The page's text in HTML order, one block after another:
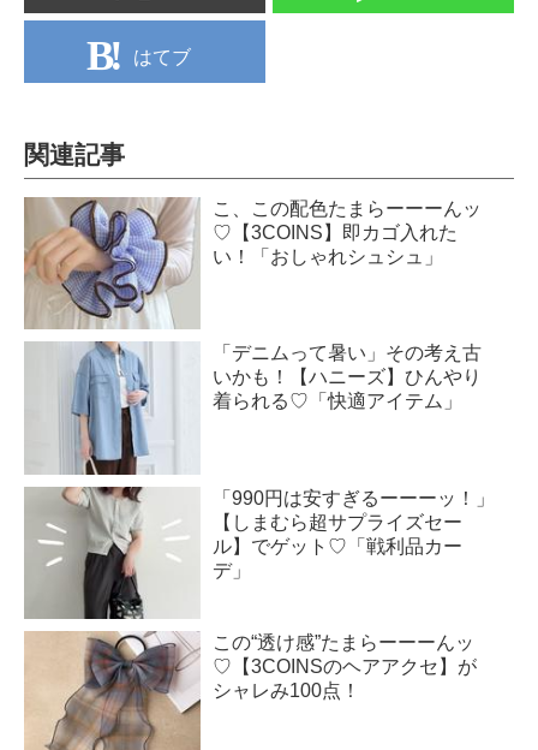
はてブ
関連記事
こ、この配色たまらーーーんッ
♡【3COINS】即カゴ入れた
い！「おしゃれシュシュ」
「デニムって暑い」その考え古
いかも！【ハニーズ】ひんやり
着られる♡「快適アイテム」
「990円は安すぎるーーーッ！」
【しまむら超サプライズセー
ル】でゲット♡「戦利品カー
デ」
この“透け感”たまらーーーんッ
♡【3COINSのヘアアクセ】が
シャレみ100点！